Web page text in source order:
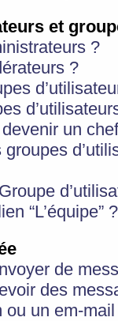
et
?
?
un
“L’équipe” ?
de
des
ou un em-